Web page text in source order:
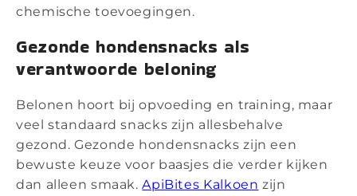
chemische toevoegingen.
Gezonde hondensnacks als
verantwoorde beloning
Belonen hoort bij opvoeding en training, maar
veel standaard snacks zijn allesbehalve
gezond. Gezonde hondensnacks zijn een
bewuste keuze voor baasjes die verder kijken
dan alleen smaak.ApiBites Kalkoen zijn